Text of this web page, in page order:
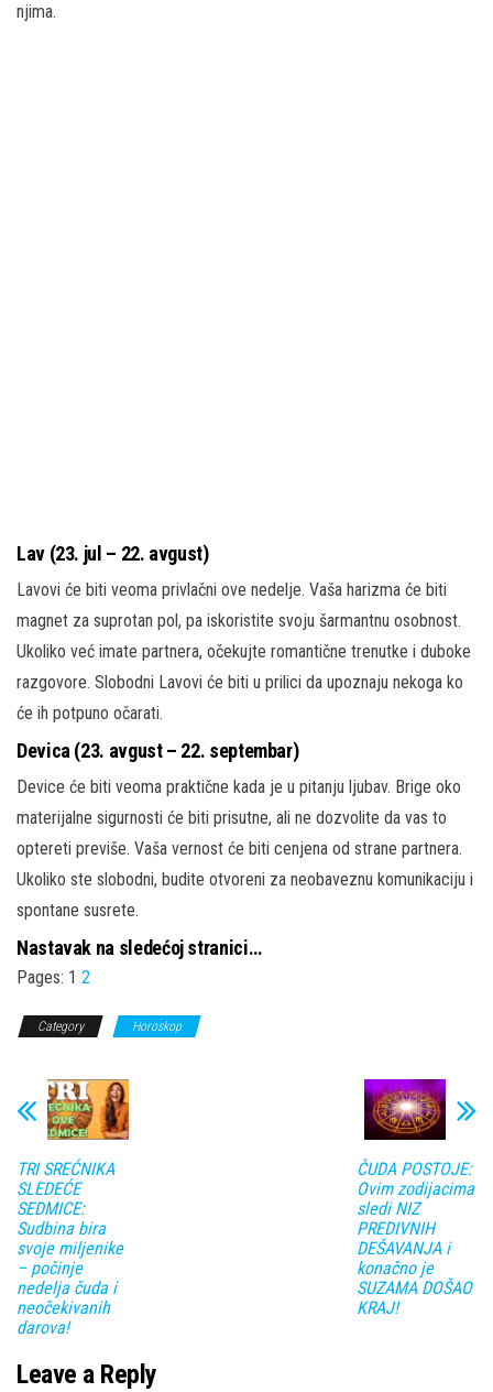
njima.
Lav (23. jul – 22. avgust)
Lavovi će biti veoma privlačni ove nedelje. Vaša harizma će biti
magnet za suprotan pol, pa iskoristite svoju šarmantnu osobnost.
Ukoliko već imate partnera, očekujte romantične trenutke i duboke
razgovore. Slobodni Lavovi će biti u prilici da upoznaju nekoga ko
će ih potpuno očarati.
Devica (23. avgust – 22. septembar)
Device će biti veoma praktične kada je u pitanju ljubav. Brige oko
materijalne sigurnosti će biti prisutne, ali ne dozvolite da vas to
optereti previše. Vaša vernost će biti cenjena od strane partnera.
Ukoliko ste slobodni, budite otvoreni za neobaveznu komunikaciju i
spontane susrete.
Nastavak na sledećoj stranici…
Pages: 1 2
Category Horoskop
TRI SREĆNIKA
SLEDEĆE
SEDMICE:
Sudbina bira
svoje miljenike
– počinje
nedelja čuda i
neočekivanih
darova!
ČUDA POSTOJE:
Ovim zodijacima
sledi NIZ
PREDIVNIH
DEŠAVANJA i
konačno je
SUZAMA DOŠAO
KRAJ!
Leave a Reply